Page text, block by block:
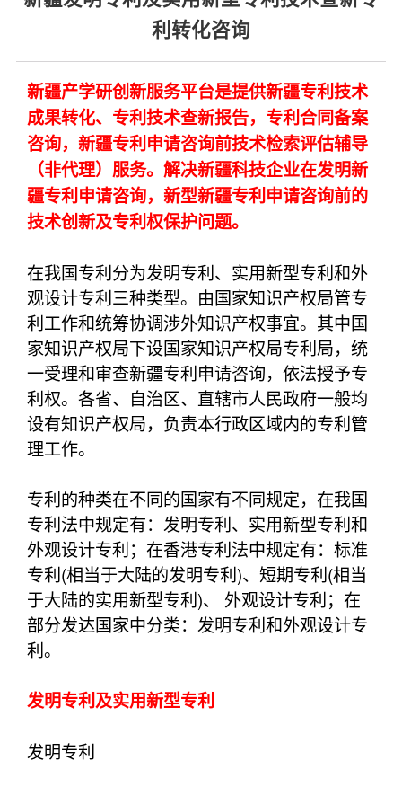
利转化咨询
新疆产学研创新服务平台是提供新疆专利技术
成果转化、专利技术查新报告，专利合同备案
咨询，新疆专利申请咨询前技术检索评估辅导
（非代理）服务。解决新疆科技企业在发明新
疆专利申请咨询，新型新疆专利申请咨询前的
技术创新及专利权保护问题。
在我国专利分为发明专利、实用新型专利和外
观设计专利三种类型。由国家知识产权局管专
利工作和统筹协调涉外知识产权事宜。其中国
家知识产权局下设国家知识产权局专利局，统
一受理和审查新疆专利申请咨询，依法授予专
利权。各省、自治区、直辖市人民政府一般均
设有知识产权局，负责本行政区域内的专利管
理工作。
专利的种类在不同的国家有不同规定，在我国
专利法中规定有：发明专利、实用新型专利和
外观设计专利；在香港专利法中规定有：标准
专利(相当于大陆的发明专利)、短期专利(相当
于大陆的实用新型专利)、 外观设计专利；在
部分发达国家中分类：发明专利和外观设计专
利。
发明专利及实用新型专利
发明专利